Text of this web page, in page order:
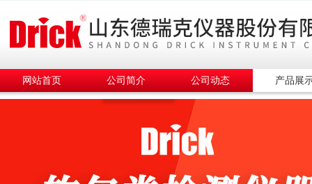
网站首页 公司简介 公司动态 产品展